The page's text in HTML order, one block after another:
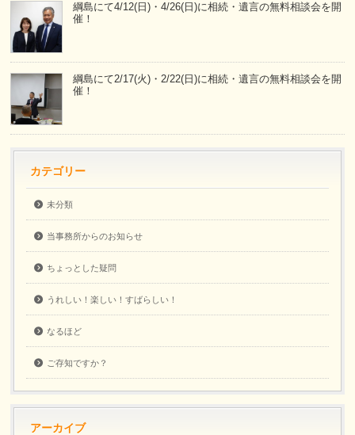
綱島にて4/12(日)・4/26(日)に相続・遺言の無料相談会を開
催！
綱島にて2/17(火)・2/22(日)に相続・遺言の無料相談会を開
催！
カテゴリー
未分類
当事務所からのお知らせ
ちょっとした疑問
うれしい！楽しい！すばらしい！
なるほど
ご存知ですか？
アーカイブ